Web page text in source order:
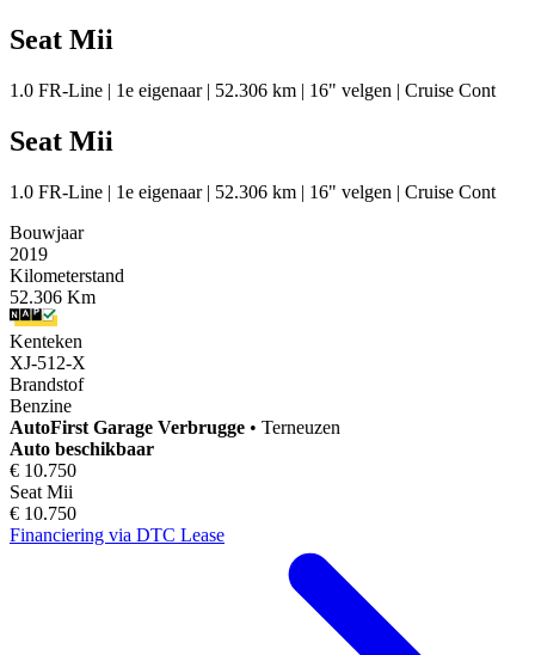
Seat Mii
1.0 FR-Line | 1e eigenaar | 52.306 km | 16" velgen | Cruise Cont
Seat Mii
1.0 FR-Line | 1e eigenaar | 52.306 km | 16" velgen | Cruise Cont
Bouwjaar
2019
Kilometerstand
52.306 Km
Kenteken
XJ-512-X
Brandstof
Benzine
AutoFirst Garage Verbrugge • Terneuzen
Auto beschikbaar
€ 10.750
Seat Mii
€ 10.750
Financiering via DTC Lease